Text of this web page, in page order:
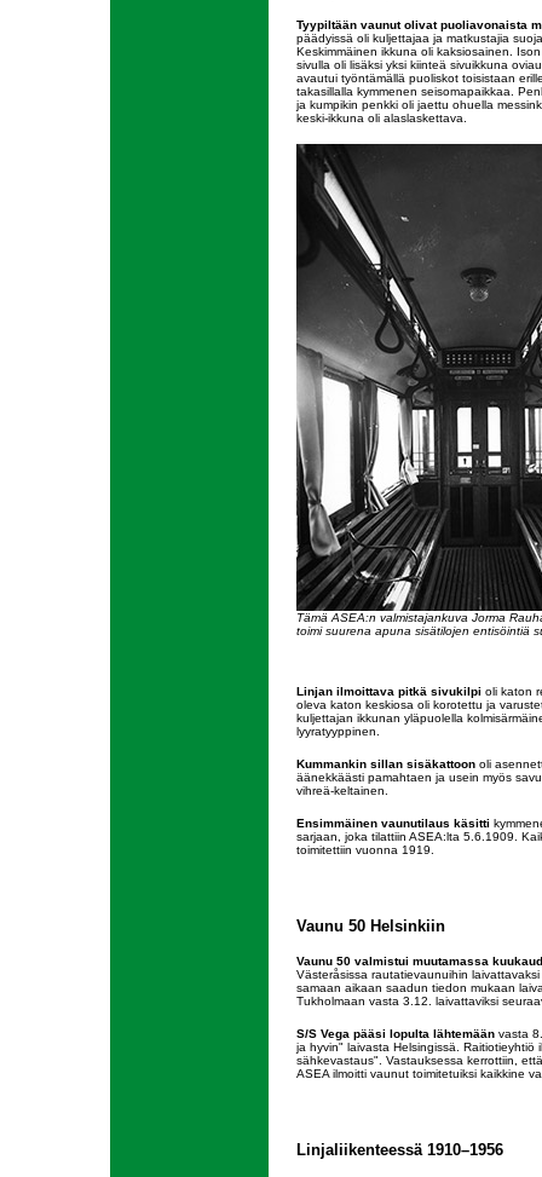
Tyypiltään vaunut olivat puoliavonaista
päädyissä oli kuljettajaa ja matkustajia
Keskimmäinen ikkuna oli kaksiosainen.
sivulla oli lisäksi yksi kiinteä sivuikkuna
avautui työntämällä puoliskot toisistaan
takasillalla kymmenen seisomapaikkaa.
ja kumpikin penkki oli jaettu ohuella
keski-ikkuna oli alaslaskettava.
Tämä ASEA:n valmistajankuva Jorma
toimi suurena apuna sisätilojen entisöintiä
Linjan ilmoittava pitkä sivukilpi oli katon
oleva katon keskiosa oli korotettu ja
kuljettajan ikkunan yläpuolella
lyyratyyppinen.
Kummankin sillan sisäkattoonoli
äänekkäästi pamahtaen ja usein myös
vihreä-keltainen.
Ensimmäinen vaunutilaus käsitti
sarjaan, joka tilattiin ASEA:lta 5.6.1909.
toimitettiin vuonna 1919.
Vaunu 50 Helsinkiin
Vaunu 50 valmistui muutamassa
Västeråsissa rautatievaunuihin
samaan aikaan saadun tiedon mukaan
Tukholmaan vasta 3.12. laivattaviksi
S/S Vega pääsi lopulta lähtemäänvasta
ja hyvin" laivasta Helsingissä.
sähkevastaus". Vastauksessa kerrottiin,
ASEA ilmoitti vaunut toimitetuiksi kaikkine
Linjaliikenteessä 1910–1956